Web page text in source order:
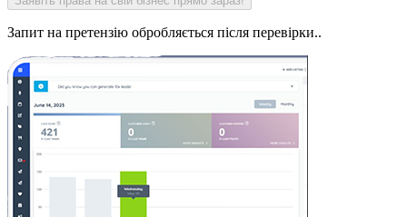
Запит на претензію обробляється після перевірки..